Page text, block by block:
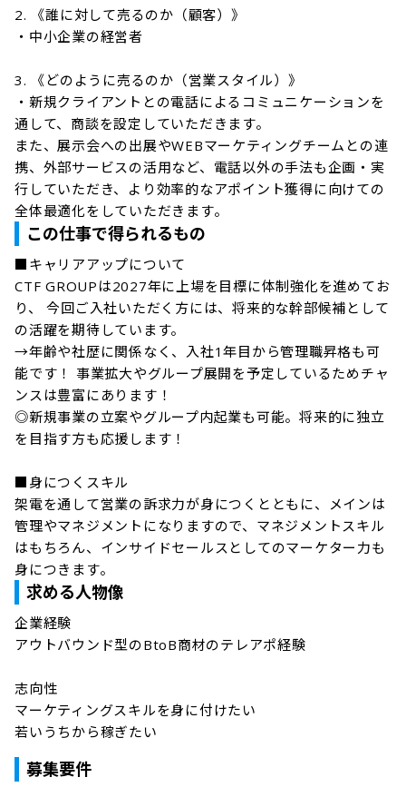
2. 《誰に対して売るのか（顧客）》
・中⼩企業の経営者
3. 《どのように売るのか（営業スタイル）》
・新規クライアントとの電話によるコミュニケーションを
通して、商談を設定していただきます。
また、展示会への出展やWEBマーケティングチームとの連
携、外部サービスの活用など、電話以外の手法も企画・実
行していただき、より効率的なアポイント獲得に向けての
全体最適化をしていただきます。
この仕事で得られるもの
■キャリアアップについて
CTF GROUPは2027年に上場を目標に体制強化を進めてお
り、 今回ご入社いただく方には、将来的な幹部候補として
の活躍を期待しています。
→年齢や社歴に関係なく、入社1年目から管理職昇格も可
能です！ 事業拡大やグループ展開を予定しているためチャ
ンスは豊富にあります！
◎新規事業の立案やグループ内起業も可能。将来的に独立
を目指す方も応援します！
■身につくスキル
架電を通して営業の訴求力が身につくとともに、メインは
管理やマネジメントになりますので、マネジメントスキル
はもちろん、インサイドセールスとしてのマーケター力も
身につきます。
求める人物像
企業経験
アウトバウンド型のBtoB商材のテレアポ経験
志向性
マーケティングスキルを身に付けたい
若いうちから稼ぎたい
募集要件